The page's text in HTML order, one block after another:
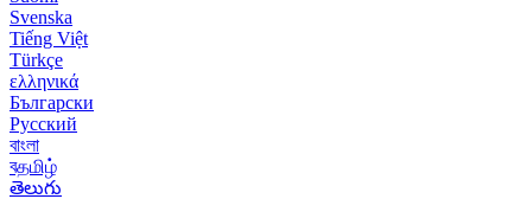
Svenska
Tiếng Việt
Türkçe
ελληνικά
Български
Русский
বাংলা
বதமிழ்
తెలుగు